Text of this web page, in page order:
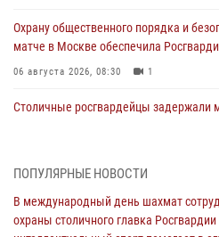
Охрану общественного порядка и
матче в Москве обеспечила
06 августа 2026, 08:30 1
Столичные росгвардейцы задержали
футбольного матча Кубка России
05 августа 2026, 12:35
ПОПУЛЯРНЫЕ НОВОСТИ
В международный день шахмат
охраны столичного главка